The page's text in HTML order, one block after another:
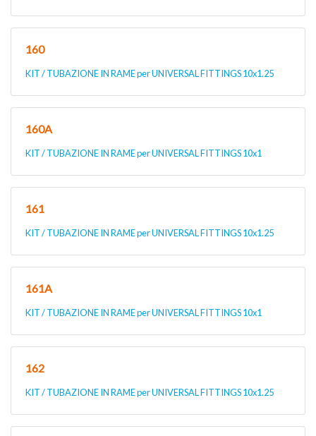
160
KIT / TUBAZIONE IN RAME per UNIVERSAL FITTINGS 10x1.25
160A
KIT / TUBAZIONE IN RAME per UNIVERSAL FITTINGS 10x1
161
KIT / TUBAZIONE IN RAME per UNIVERSAL FITTINGS 10x1.25
161A
KIT / TUBAZIONE IN RAME per UNIVERSAL FITTINGS 10x1
162
KIT / TUBAZIONE IN RAME per UNIVERSAL FITTINGS 10x1.25